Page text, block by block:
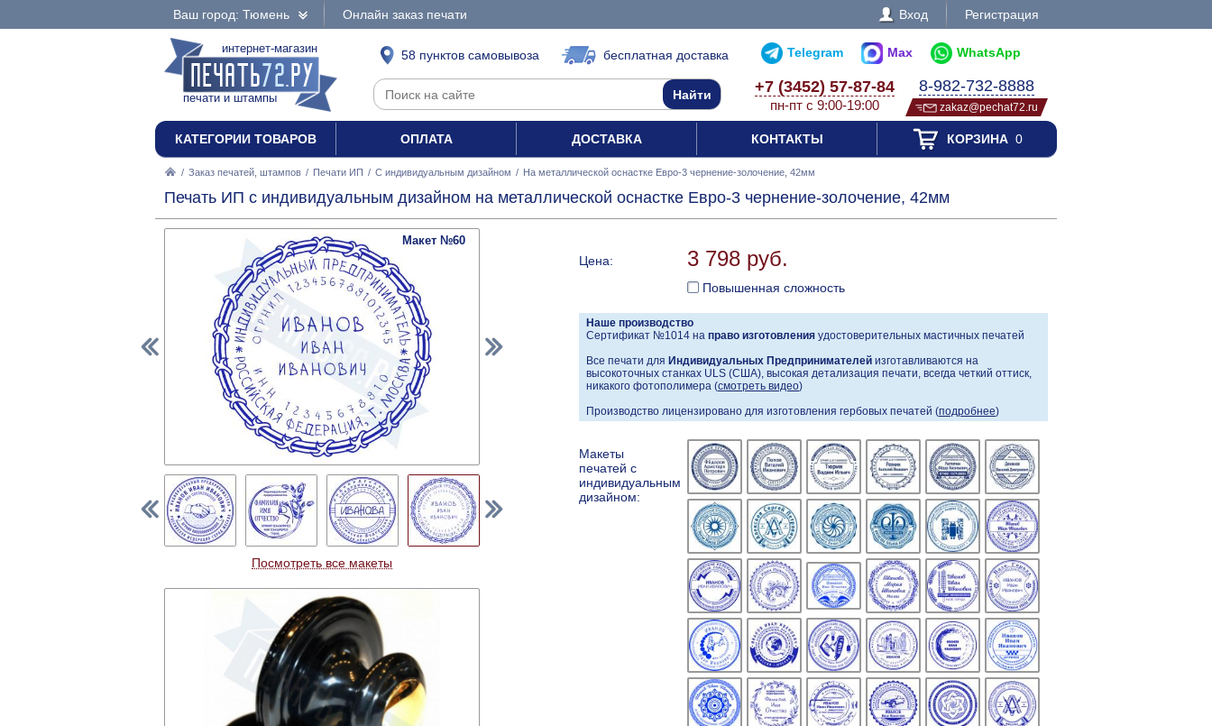
Ваш город: Тюмень Онлайн заказ печати Вход Регистрация
интернет-магазин
печати и штампы
58 пунктов самовывоза бесплатная доставка Telegram Max WhatsApp
+7 (3452) 57-87-84
пн-пт с 9:00-19:00
8-982-732-8888
zakaz@pechat72.ru
КАТЕГОРИИ ТОВАРОВ ОПЛАТА ДОСТАВКА КОНТАКТЫ КОРЗИНА0
/ Заказ печатей, штампов / Печати ИП / С индивидуальным дизайном / На металлической оснастке Евро-3 чернение-золочение, 42мм
Печать ИП с индивидуальным дизайном на металлической оснастке Евро-3 чернение-золочение, 42мм
Цена: 3 798 руб.
Повышенная сложность
Наше производство
Сертификат №1014 на право изготовления удостоверительных мастичных печатей
Все печати для Индивидуальных Предпринимателей изготавливаются на
высокоточных станках ULS (США), высокая детализация печати, всегда четкий оттиск,
никакого фотополимера (смотреть видео)
Производство лицензировано для изготовления гербовых печатей (подробнее)
Макеты
печатей с
индивидуальным
дизайном:
Макет №60
Посмотреть все макеты